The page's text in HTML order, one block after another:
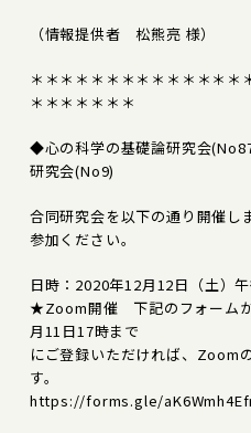
（情報提供者 松熊亮 様）
＊＊＊＊＊＊＊＊＊＊＊＊＊＊
＊＊＊＊＊＊＊
◆心の科学の基礎論研究会
研究会(No9)
合同研究会を以下の通り開催し
参加ください。
日時：2020年12月12日（土）
★Zoom開催 下記のフォーム
月11日17時まで
にご登録いただければ、Zoom
す。
https://forms.gle/